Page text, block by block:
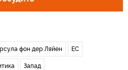
фон дер Ляйен ЕС
Запад